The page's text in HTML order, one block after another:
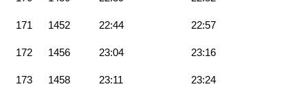
171 1452 22:44 22:57
172 1456 23:04 23:16
173 1458 23:11 23:24